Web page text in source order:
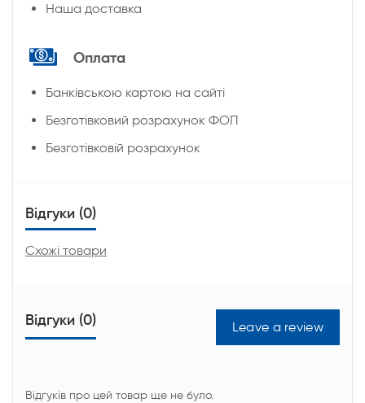
Наша доставка
Оплата
Банківською картою на сайті
Безготівковий розрахунок ФОП
Безготівковій розрахунок
Відгуки (0)
Схожі товари
Відгуки (0) Leave a review
Відгуків про цей товар ще не було.